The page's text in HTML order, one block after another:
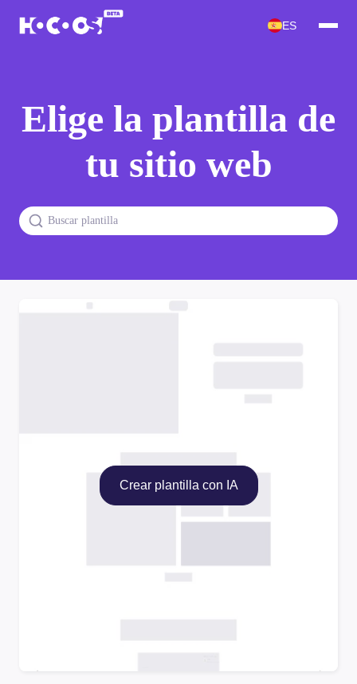
ES
Elige la plantilla de
tu sitio web
Crear plantilla con IA